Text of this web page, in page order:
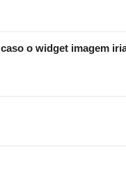
o widget imagem